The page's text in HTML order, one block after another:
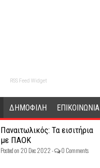
RSS Feed Widget
ΔΗΜΟΦΙΛΗ ΕΠΙΚΟΙΝΩΝΙΑ
Παναιτωλικός: Τα εισιτήρια
με ΠΑΟΚ
Posted on 20 Dec 2022 - 0 Comments